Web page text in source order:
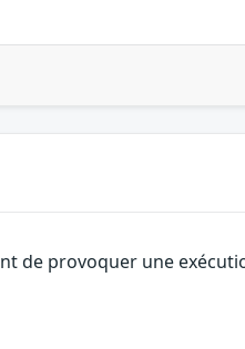
de provoquer une